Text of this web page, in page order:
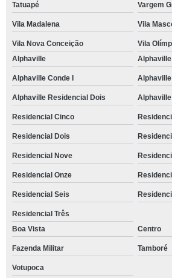
Tatuapé Vargem
Vila Madalena Vila
Vila Nova Conceição
Vila
Alphaville
Alphaville Conde I Alphaville
Alphaville Residencial Dois
Residencial Cinco
Residencial Dois
Residencial Nove
Residencial Onze
Residencial Seis
Residencial Três
Boa Vista
Centro
Fazenda Militar Tamboré
Votupoca